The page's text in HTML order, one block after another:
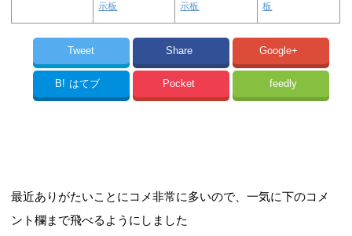
示板
示板 板
Tweet Share Google+
B! はてブ Pocket feedly
最近ありがたいことにコメ非常に多いので、一気に下のコメ
ント欄まで飛べるようにしました